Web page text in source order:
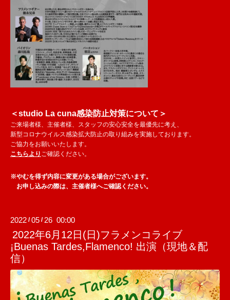
＜studio La cuna感染防止対策について＞
ご来場者様、主催者様、スタッフの安心安全を最優先に考え、
新型コロナウイルス感染拡大防止の取り組みを実施しております。
ご協力をお願いいたします。
こちらより ご確認ください。
※やむを得ず内容に変更がある場合がございます。
お申し込みの際は、主催者様へご確認ください。
2022 /05 / 26 00:00
2022年6月12日(日)フラメンコライブ
¡Buenas Tardes,Flamenco! 出演（現地＆配
信）